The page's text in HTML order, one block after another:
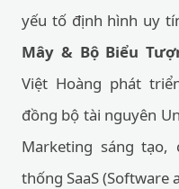
yếu tố định hình uy
Mây & Bộ Biểu
Việt Hoàng phát
đồng bộ tài nguyên
Marketing sáng
thống SaaS (Software